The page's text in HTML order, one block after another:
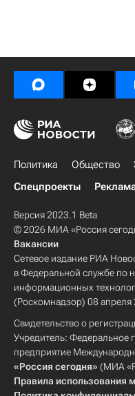
Политика Общество
Спецпроекты
Версия 2023.1 Beta
© 2026 МИА «Россия
Вакансии
Сетевое издание РИА
в Федеральной службе по
информационных
(Роскомнадзор) 08 апреля
Свидетельство о
Учредитель: Федеральное
предприятие
«Россия сегодня» (МИА
Правила использования